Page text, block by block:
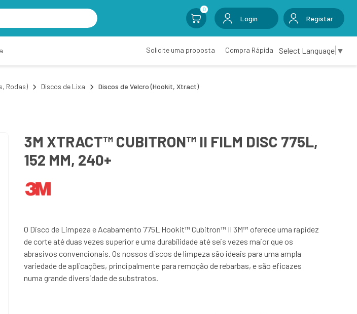
0
Login Registar
Solicite uma proposta Compra Rápida Select Language ▼
Rodas) Discos de Lixa Discos de Velcro (Hookit, Xtract)
3M XTRACT™ CUBITRON™ II FILM DISC 775L,
152 MM, 240+
O Disco de Limpeza e Acabamento 775L Hookit™ Cubitron™ II 3M™ oferece uma rapidez
de corte até duas vezes superior e uma durabilidade até seis vezes maior que os
abrasivos convencionais. Os nossos discos de limpeza são ideais para uma ampla
variedade de aplicações, principalmente para remoção de rebarbas, e são eficazes
numa grande diversidade de substratos.